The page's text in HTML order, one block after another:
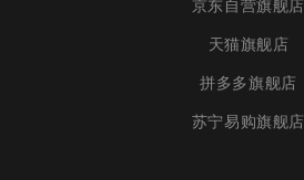
京东自营旗舰店
天猫旗舰店
拼多多旗舰店
苏宁易购旗舰店